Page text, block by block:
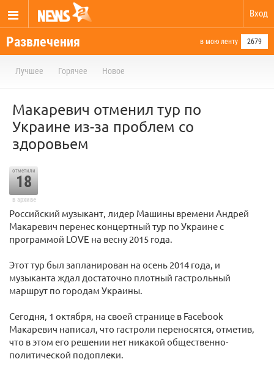
Вход
Развлечения в мою ленту 2679
Лучшее Горячее Новое
Макаревич отменил тур по
Украине из-за проблем со
здоровьем
отметили
18
в архиве
Российский музыкант, лидер Машины времени Андрей
Макаревич перенес концертный тур по Украине с
программой LOVE на весну 2015 года.
Этот тур был запланирован на осень 2014 года, и
музыканта ждал достаточно плотный гастрольный
маршрут по городам Украины.
Сегодня, 1 октября, на своей странице в Facebook
Макаревич написал, что гастроли переносятся, отметив,
что в этом его решении нет никакой общественно-
политической подоплеки.